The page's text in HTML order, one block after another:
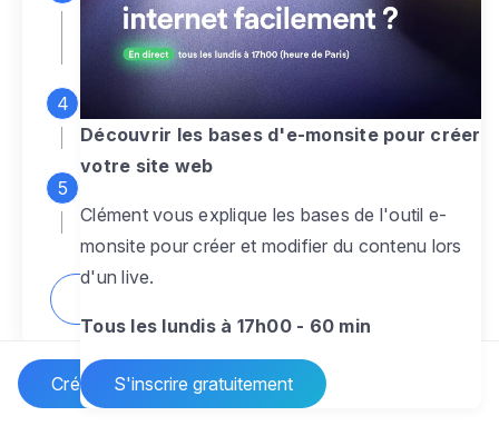
Créer un site Internet
designpour créer un site web sur-mesure,
à votre image
Ajoutez des pagessans limite pour
présenter votre activité, votre passion
pour rendre votre site dynamique
Découvrir les bases d'e-monsite pour créer
votre site web
Clément vous explique les bases de l'outil e-
monsite pour créer et modifier du contenu lors
d'un live.
Tous les lundis à 17h00 - 60 min
S'inscrire gratuitement